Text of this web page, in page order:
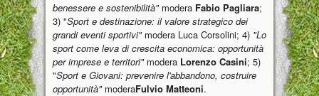
benessere e sostenibilità" modera Fabio Pagliara;
3) "Sport e destinazione: il valore strategico dei
grandi eventi sportivi" modera Luca Corsolini; 4) "Lo
sport come leva di crescita economica: opportunità
per imprese e territori" modera Lorenzo Casini; 5)
"Sport e Giovani: prevenire l'abbandono, costruire
opportunità" moderaFulvio Matteoni.